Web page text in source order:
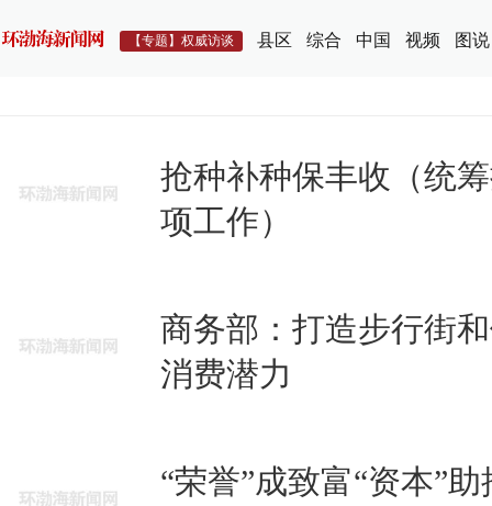
【专题】权威访谈 县区 综合 中国 视频 图说
抢种补种保丰收（统
项工作）
商务部：打造步行街
消费潜力
“荣誉”成致富“资本”